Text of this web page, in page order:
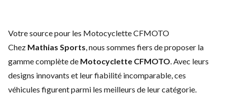
Votre source pour les Motocyclette CFMOTO
Chez Mathias Sports, nous sommes fiers de proposer la
gamme complète de Motocyclette CFMOTO. Avec leurs
designs innovants et leur fiabilité incomparable, ces
véhicules figurent parmi les meilleurs de leur catégorie.